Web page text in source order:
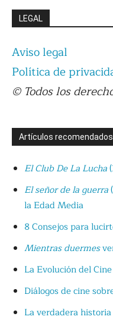
LEGAL
Aviso legal
Política de
© Todos los
Artículos recomendados
El Club De La Lucha
El señor de la guerra
la Edad Media
8 Consejos para
Mientras duermes
La Evolución del
Diálogos de cine
La verdadera